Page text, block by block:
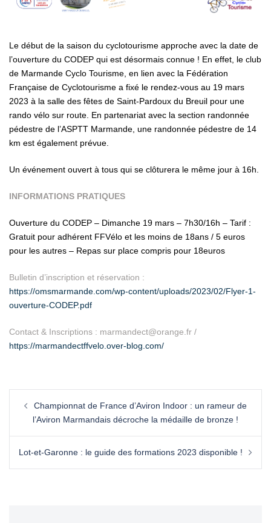
Le début de la saison du cyclotourisme approche avec la date de
l’ouverture du CODEP qui est désormais connue ! En effet, le club
de Marmande Cyclo Tourisme, en lien avec la Fédération
Française de Cyclotourisme a fixé le rendez-vous au 19 mars
2023 à la salle des fêtes de Saint-Pardoux du Breuil pour une
rando vélo sur route. En partenariat avec la section randonnée
pédestre de l’ASPTT Marmande, une randonnée pédestre de 14
km est également prévue.
Un événement ouvert à tous qui se clôturera le même jour à 16h.
INFORMATIONS PRATIQUES
Ouverture du CODEP – Dimanche 19 mars – 7h30/16h – Tarif :
Gratuit pour adhérent FFVélo et les moins de 18ans / 5 euros
pour les autres – Repas sur place compris pour 18euros
Bulletin d’inscription et réservation :
https://omsmarmande.com/wp-content/uploads/2023/02/Flyer-1-
ouverture-CODEP.pdf
Contact & Inscriptions : marmandect@orange.fr /
https://marmandectffvelo.over-blog.com/
Championnat de France d’Aviron Indoor : un rameur de
l’Aviron Marmandais décroche la médaille de bronze !
Lot-et-Garonne : le guide des formations 2023 disponible !